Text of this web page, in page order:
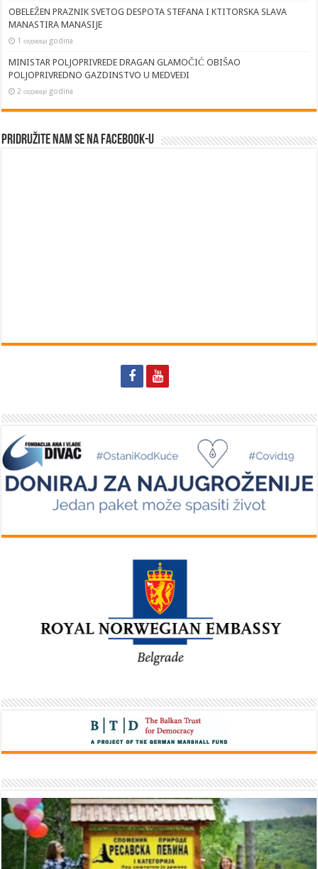
OBELEŽEN PRAZNIK SVETOG DESPOTA STEFANA I KTITORSKA SLAVA
MANASTIRA MANASIJE
1 седмица godina
MINISTAR POLJOPRIVREDE DRAGAN GLAMOČIĆ OBIŠAO
POLJOPRIVREDNO GAZDINSTVO U MEDVEĐI
2 седмице godina
Pridružite nam se na Facebook-u